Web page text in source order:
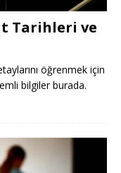
Tarihleri ve
öğrenmek için
bilgiler burada.